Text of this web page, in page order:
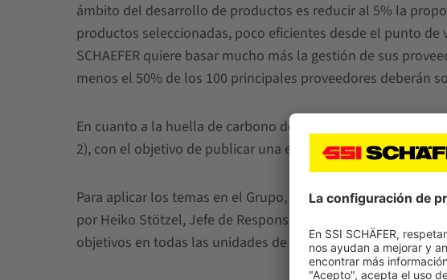
ámbito del desarrollo de productos es reducir al 5% la
productos seleccionadas, poco eficientes desde el punto de
SCHAEFER quiere basar mucho más la gestión de sus
menos el 50% de los 100 principales proveedores deberán
En cuanto a la huella de carbono del Grupo, está en marcha
2), con el objetivo de publicar una estrategia de carbono/
Para aplicar los temas en el Grupo, SSI SCHAEFER ha
por Heiko Stötzel, Jefe de Responsabilidad Social y HSE
objetivos en todas las unidades de negocio, regiones y